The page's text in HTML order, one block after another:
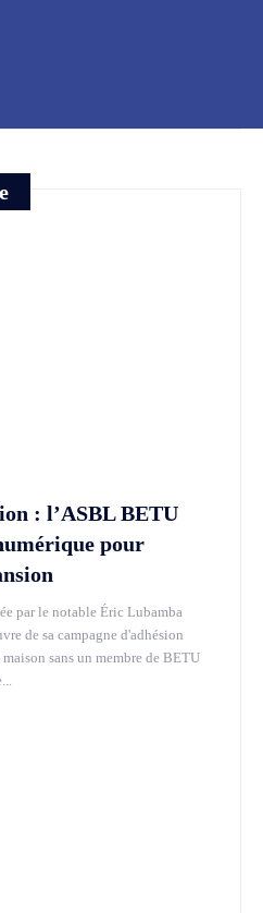
: l’ASBL BETU
pour
par le notable Éric Lubamba
de sa campagne d'adhésion
sans un membre de BETU